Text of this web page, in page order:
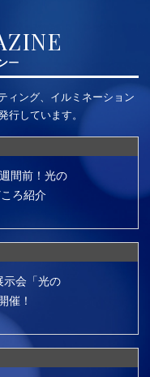
ィング、イルミネーション
しています。
間前！光の
ろ紹介
示会「光の
催！